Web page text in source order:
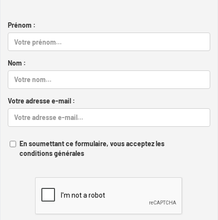
Prénom :
Nom :
Votre adresse e-mail :
En soumettant ce formulaire, vous acceptez les
conditions générales